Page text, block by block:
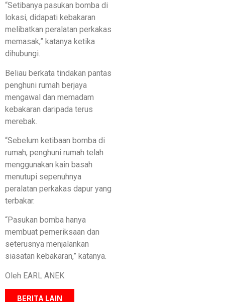
“Setibanya pasukan bomba di
lokasi, didapati kebakaran
melibatkan peralatan perkakas
memasak,” katanya ketika
dihubungi.
Beliau berkata tindakan pantas
penghuni rumah berjaya
mengawal dan memadam
kebakaran daripada terus
merebak.
“Sebelum ketibaan bomba di
rumah, penghuni rumah telah
menggunakan kain basah
menutupi sepenuhnya
peralatan perkakas dapur yang
terbakar.
“Pasukan bomba hanya
membuat pemeriksaan dan
seterusnya menjalankan
siasatan kebakaran,” katanya.
Oleh EARL ANEK
BERITA LAIN